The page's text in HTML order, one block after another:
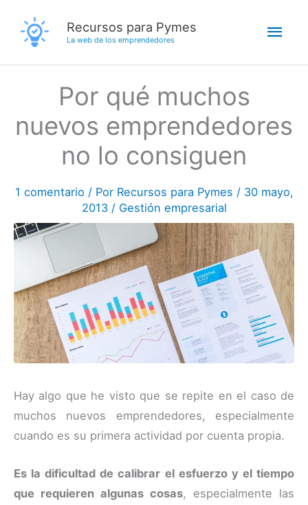
contenido
Recursos para Pymes
La web de los emprendedores
Por qué muchos
nuevos emprendedores
no lo consiguen
1 comentario / Por Recursos para Pymes / 30 mayo,
2013 / Gestión empresarial
Hay algo que he visto que se repite en el caso de
muchos nuevos emprendedores, especialmente
cuando es su primera actividad por cuenta propia.
Es la dificultad de calibrar el esfuerzo y el tiempo
que requieren algunas cosas, especialmente las